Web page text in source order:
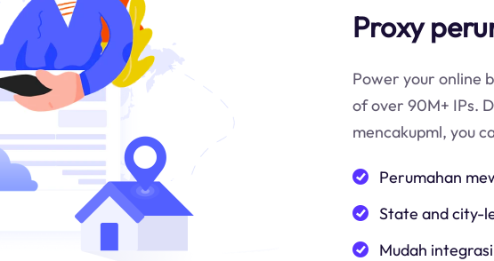
Proxy
Power your online
of over 90M+ IPs.
mencakupml, you
Perumahan
State and city-
Mudah